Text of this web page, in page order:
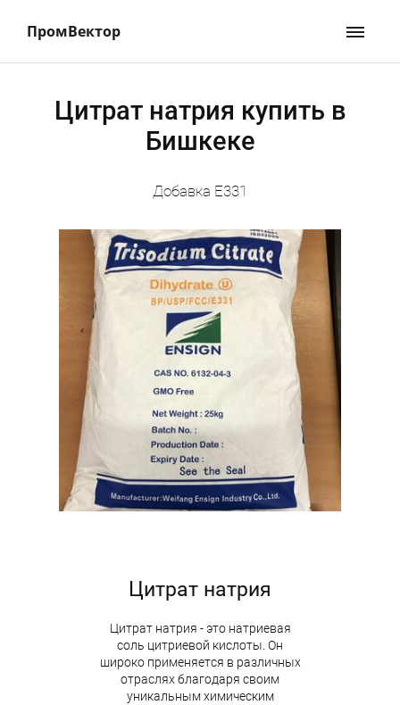
ПромВектор
Цитрат натрия купить в
Бишкеке
Добавка Е331
Цитрат натрия
Цитрат натрия - это натриевая
соль цитриевой кислоты. Он
широко применяется в различных
отраслях благодаря своим
уникальным химическим